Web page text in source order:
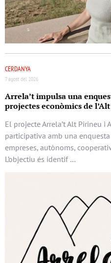
CERDANYA
7 agost del 2026
Arrela’t impulsa una
projectes econòmics de
El projecte Arrela’t Alt Pirineu i
participativa amb una
empreses, autònoms,
L’objectiu és identif …